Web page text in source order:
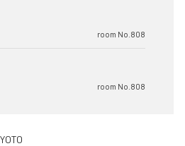
room No.808
room No.808